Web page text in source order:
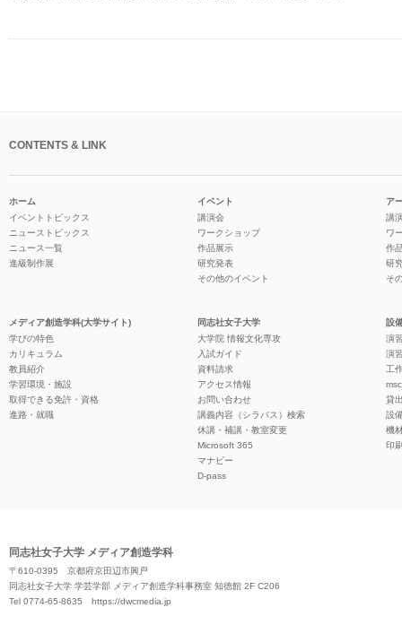
CONTENTS & LINK
ホーム
イベントトピックス
ニューストピックス
ニュース一覧
進級制作展
イベント
講演会
ワークショップ
作品展示
研究発表
その他のイベント
ア
講
ワ
作
研
そ
メディア創造学科(大学サイト)
学びの特色
カリキュラム
教員紹介
学習環境・施設
取得できる免許・資格
進路・就職
同志社女子大学
大学院 情報文化専攻
入試ガイド
資料請求
アクセス情報
お問い合わせ
講義内容（シラバス）検索
休講・補講・教室変更
Microsoft 365
マナビー
D-pass
設
演
演
工
貸
設
機
印
同志社女子大学 メディア創造学科
〒610-0395 京都府京田辺市興戸
同志社女子大学 学芸学部 メディア創造学科事務室 知徳館 2F C206
Tel 0774-65-8635 https://dwcmedia.jp